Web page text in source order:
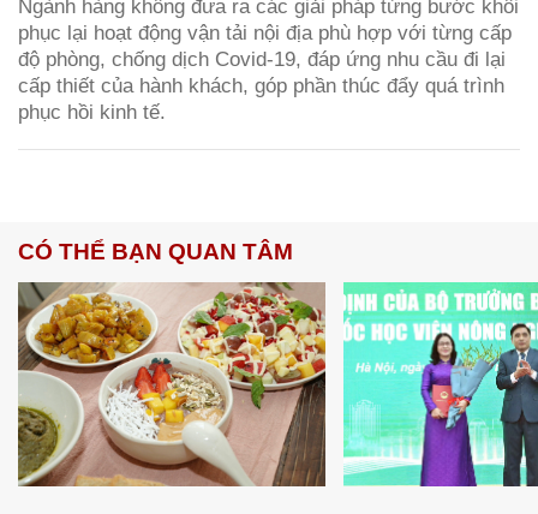
Ngành hàng không đưa ra các giải pháp từng bước khôi
phục lại hoạt động vận tải nội địa phù hợp với từng cấp
độ phòng, chống dịch Covid-19, đáp ứng nhu cầu đi lại
cấp thiết của hành khách, góp phần thúc đẩy quá trình
phục hồi kinh tế.
CÓ THỂ BẠN QUAN TÂM